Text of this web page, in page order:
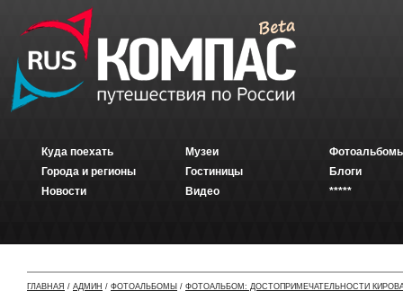
Куда поехать
Города и регионы
Новости
Музеи
Гостиницы
Видео
Блоги
*****
ГЛАВНАЯ / АДМИН / ФОТОАЛЬБОМЫ / ФОТОАЛЬБОМ: ДОСТОПРИМЕЧАТЕЛЬНОСТИ